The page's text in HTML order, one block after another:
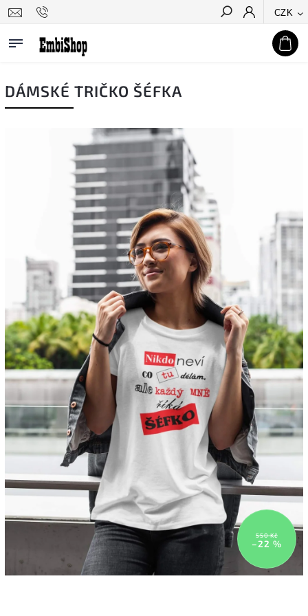
CZK
Hledat
DÁMSKÉ TRIČKO ŠÉFKA
550 Kč
–22 %